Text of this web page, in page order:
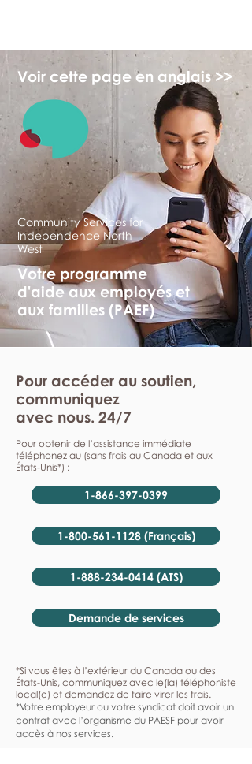
Voir cette page en anglais >>
Community Services for
Independence North
West
Votre programme
d'aide aux employés et
aux familles (PAEF)
Pour accéder au soutien,
communiquez
avec nous. 24/7
Pour obtenir de l’assistance immédiate
téléphonez au (sans frais au Canada et aux
États-Unis*) :
1-866-397-0399
1-800-561-1128 (Français)
1-888-234-0414 (ATS)
Demande de services
*Si vous êtes à l’extérieur du Canada ou des
États-Unis, communiquez avec le(la) téléphoniste
local(e) et demandez de faire virer les frais.
*Votre employeur ou votre syndicat doit avoir un
contrat avec l’organisme du PAESF pour avoir
accès à nos services.